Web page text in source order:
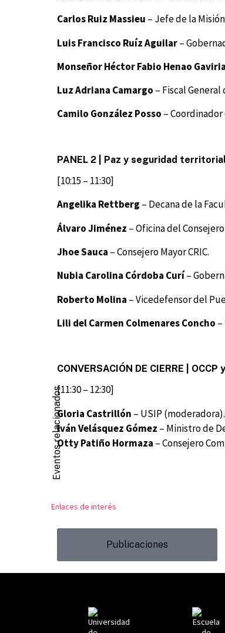
Carlos Ruiz Massieu – Jefe de la
Luis Francisco Ruíz Aguilar–
Monseñor Héctor Fabio Henao Gaviria
Luz Adriana Camargo – Fiscal General
Camilo González Posso –
PANEL 2 | Paz y seguridad
[10:15 – 11:30]
Angelika Rettberg – Decana de la
Álvaro Jiménez – Oficina del
Jhoe Sauca – Consejero Mayor CRIC.
Nubia Carolina Córdoba Curí–
Roberto Molina – Vicedefensor del
Lili del Carmen Colmenares Concho
CONVERSACIÓN DE CIERRE | OCCP
[11:30 – 12:30]
Gloria Castrillón – USIP (moderadora).
Iván Velásquez Gómez – Ministro de
Otty Patiño Hormaza – Consejero
Eventos relacionados
Enlaces de interés
Publicaciones